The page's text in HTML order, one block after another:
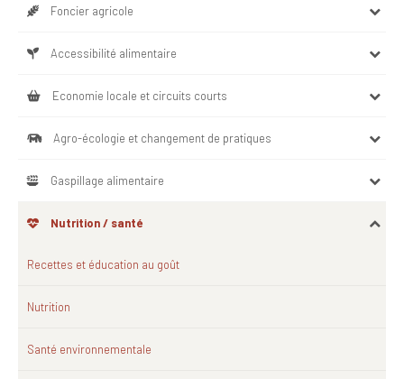
Foncier agricole
Accessibilité alimentaire
Economie locale et circuits courts
Agro-écologie et changement de pratiques
Gaspillage alimentaire
Nutrition / santé
Recettes et éducation au goût
Nutrition
Santé environnementale